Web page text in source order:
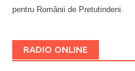
pentru Românii de Pretutindeni.
RADIO ONLINE